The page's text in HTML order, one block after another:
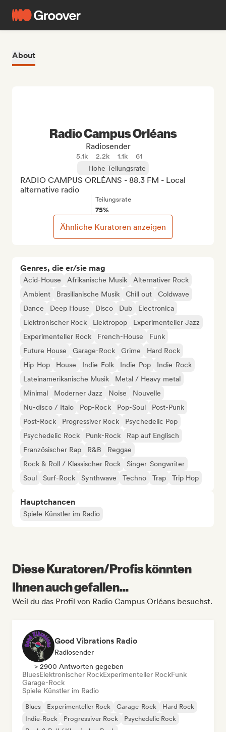
About
Genres, die er/sie mag
Acid-House Afrikanische Musik
Alternativer Rock
Ambient
Brasilianische Musik Chill out
Coldwave
Dance
Deep House Disco Dub
Electronica
Elektronischer Rock
Elektropop
Experimenteller Jazz
Experimenteller Rock
French-House
Funk
Future House
Garage-Rock Grime
Hard Rock
Hip-Hop
House Indie-Folk Indie-Pop
Indie-Rock
Lateinamerikanische Musik
Metal / Heavy metal
Minimal
Moderner Jazz Noise
Nouvelle
Nu-disco / Italo
Pop-Rock Pop-Soul
Post-Punk
Post-Rock
Progressiver Rock
Psychedelic Pop
Psychedelic Rock
Punk-Rock
Rap auf Englisch
Französischer Rap
R&B
Reggae
Rock & Roll / Klassischer Rock
Singer-Songwriter
Soul
Surf-Rock Synthwave Techno Trap Trip Hop
Hauptchancen
Spiele Künstler im Radio
Radio Campus Orléans
Radiosender
5.1k 2.2k 1.1k
61
Hohe Teilungsrate
RADIO CAMPUS ORLÉANS - 88.3 FM - Local
alternative radio
Teilungsrate
75%
Ähnliche Kuratoren anzeigen
Diese Kuratoren/Profis könnten
Ihnen auch gefallen...
Weil du das Profil von Radio Campus Orléans besuchst.
Good Vibrations Radio
Radiosender
> 2900 Antworten gegeben
BluesElektronischer RockExperimenteller RockFunk
Garage-Rock
Spiele Künstler im Radio
Blues Experimenteller Rock Garage-Rock
Hard Rock
Indie-Rock
Progressiver Rock
Psychedelic Rock